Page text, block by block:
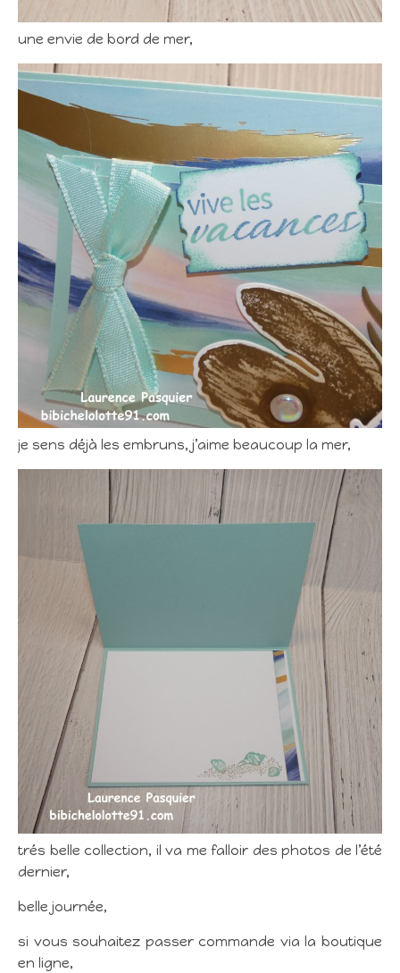
une envie de bord de mer,
je sens déjà les embruns, j’aime beaucoup la mer,
trés belle collection, il va me falloir des photos de l’été
dernier,
belle journée,
si vous souhaitez passer commande via la boutique
en ligne,